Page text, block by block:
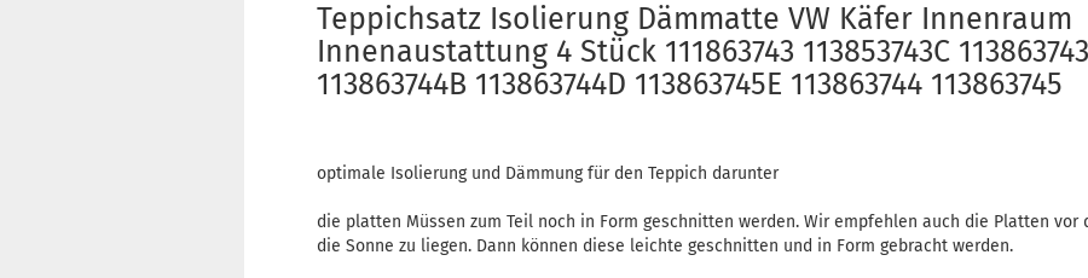
Teppichsatz Isolierung Dämmatte VW Käfer Innenraum
Innenaustattung 4 Stück 111863743 113853743C
113863744B 113863744D 113863745E 113863744 113863745
optimale Isolierung und Dämmung für den Teppich darunter
die platten Müssen zum Teil noch in Form geschnitten werden. Wir empfehlen auch die Platten
die Sonne zu liegen. Dann können diese leichte geschnitten und in Form gebracht werden.